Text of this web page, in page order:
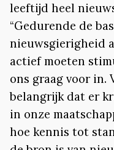
leeftijd heel
“Gedurende de
nieuwsgierigheid
actief moeten
ons graag voor in.
belangrijk dat er
in onze
hoe kennis tot